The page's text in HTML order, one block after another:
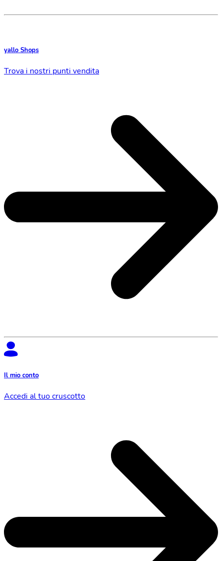
yallo Shops
Trova i nostri punti vendita
Il mio conto
Accedi al tuo cruscotto